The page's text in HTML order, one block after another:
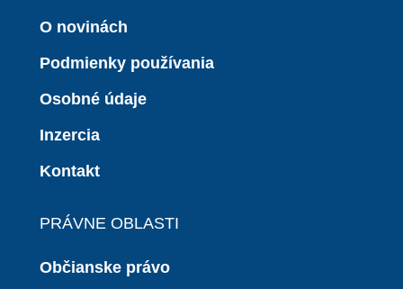
O novinách
Podmienky používania
Osobné údaje
Inzercia
Kontakt
PRÁVNE OBLASTI
Občianske právo